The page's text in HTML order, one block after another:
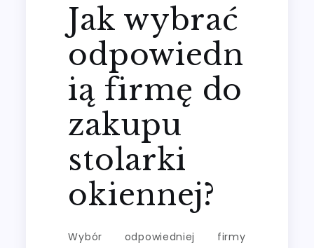
Jak wybrać
odpowiedn
ią firmę do
zakupu
stolarki
okiennej?
Wybór odpowiedniej firmy